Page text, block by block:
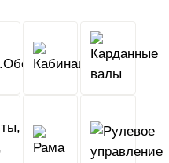
Двигатель Кабина
оси,
Рама